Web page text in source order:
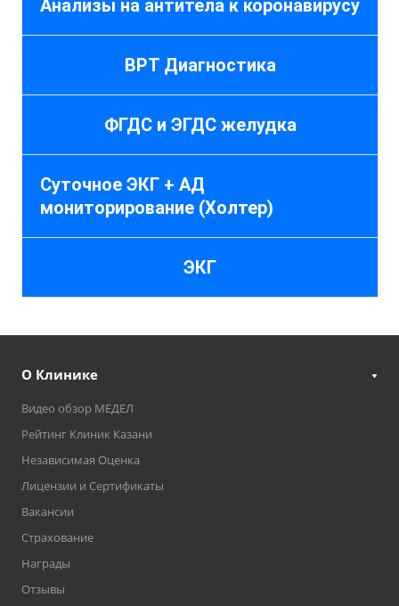
Анализы на антитела к коронавирусу
ВРТ Диагностика
ФГДС и ЭГДС желудка
Суточное ЭКГ + АД
мониторирование (Холтер)
ЭКГ
О Клинике
Видео обзор МЕДЕЛ
Рейтинг Клиник Казани
Независимая Оценка
Лицензии и Сертификаты
Вакансии
Страхование
Награды
Отзывы